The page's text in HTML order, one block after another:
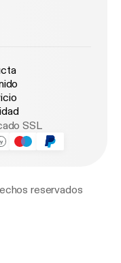
SSL
reservados